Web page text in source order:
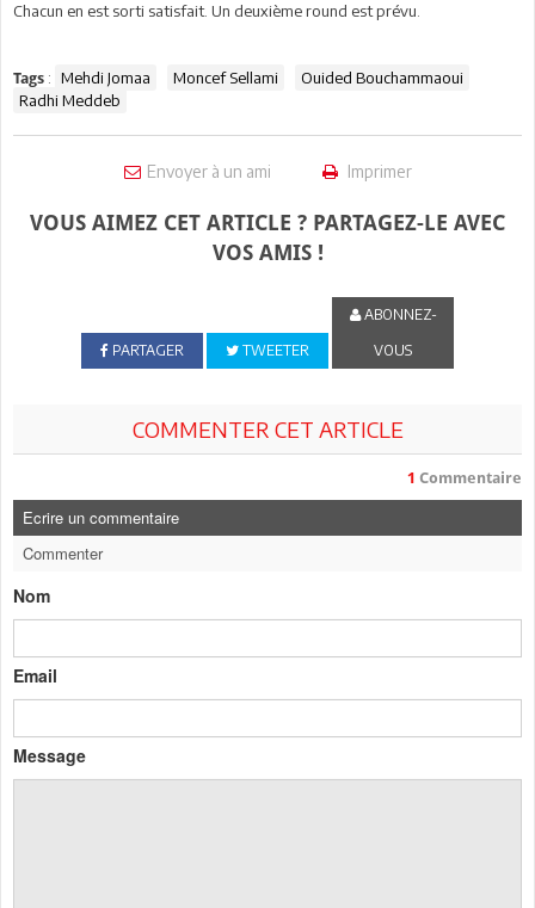
Chacun en est sorti satisfait. Un deuxième round est prévu.
Tags : Mehdi Jomaa Moncef Sellami
Ouided Bouchammaoui
Radhi Meddeb
Envoyer à un ami Imprimer
VOUS AIMEZ CET ARTICLE ? PARTAGEZ-LE AVEC
VOS AMIS !
PARTAGER TWEETER
ABONNEZ-
VOUS
COMMENTER CET ARTICLE
1 Commentaire
Ecrire un commentaire
Commenter
Nom
Email
Message